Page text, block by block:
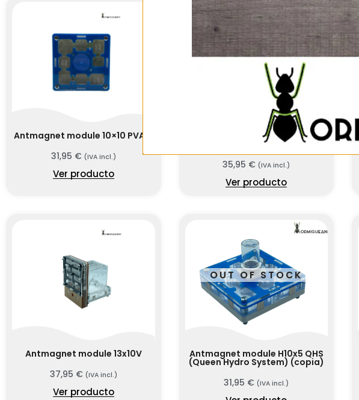
Antmagnet module 10×10 PVA A
31,95 € (IVA incl.)
Ver producto
OUT OF STOCK
Antmagnet module 10×10 PVA
35,95 € (IVA incl.)
Ver producto
Antmagnet module 13x10V
37,95 € (IVA incl.)
Ver producto
OUT OF STOCK
Antmagnet module H10x5 QHS
(Queen Hydro System) (copia)
31,95 € (IVA incl.)